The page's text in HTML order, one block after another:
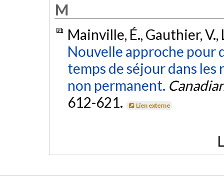
M
Mainville, É., Gauthier,
Nouvelle approche
temps de séjour dans
non permanent.
612-621.
Lien externe